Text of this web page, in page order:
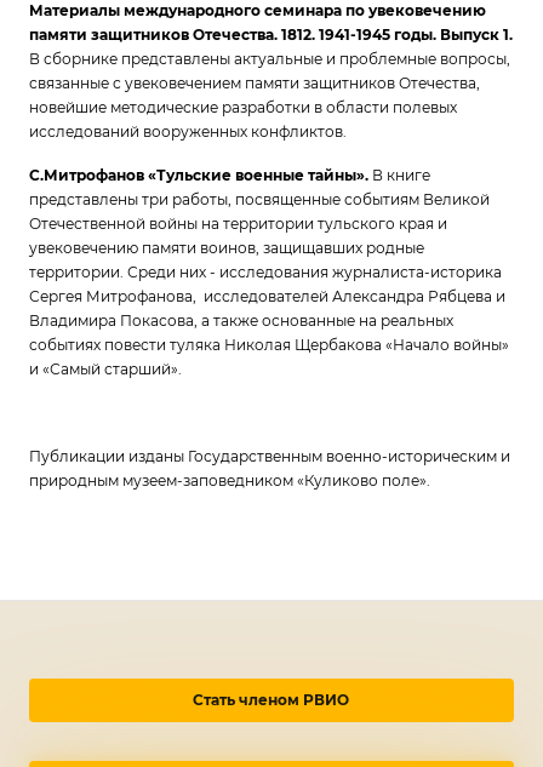
Материалы международного семинара по увековечению
памяти защитников Отечества. 1812. 1941-1945 годы. Выпуск 1.
В сборнике представлены актуальные и проблемные вопросы,
связанные с увековечением памяти защитников Отечества,
новейшие методические разработки в области полевых
исследований вооруженных конфликтов.
С.Митрофанов «Тульские военные тайны». В книге
представлены три работы, посвященные событиям Великой
Отечественной войны на территории тульского края и
увековечению памяти воинов, защищавших родные
территории. Среди них - исследования журналиста-историка
Сергея Митрофанова, исследователей Александра Рябцева и
Владимира Покасова, а также основанные на реальных
событиях повести туляка Николая Щербакова «Начало войны»
и «Самый старший».
Публикации изданы Государственным военно-историческим и
природным музеем-заповедником «Куликово поле».
Стать членом РВИО